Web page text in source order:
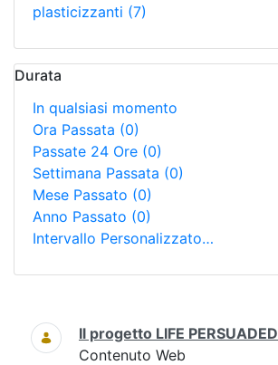
plasticizzanti (7)
Durata
In qualsiasi momento
Ora Passata (0)
Passate 24 Ore (0)
Settimana Passata (0)
Mese Passato (0)
Anno Passato (0)
Intervallo Personalizzato…
Ricerca
Il progetto LIFE PERSUADED
Contenuto Web